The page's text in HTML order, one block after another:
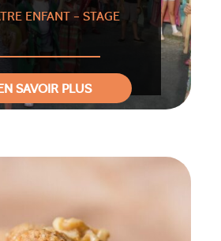
ENFANT – STAGE
SAVOIR PLUS